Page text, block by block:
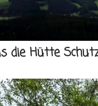
die Hütte